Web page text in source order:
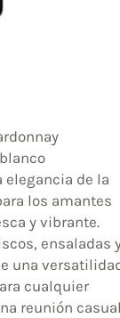
elegancia de la
los amantes
y vibrante.
ensaladas
una
cualquier
reunión